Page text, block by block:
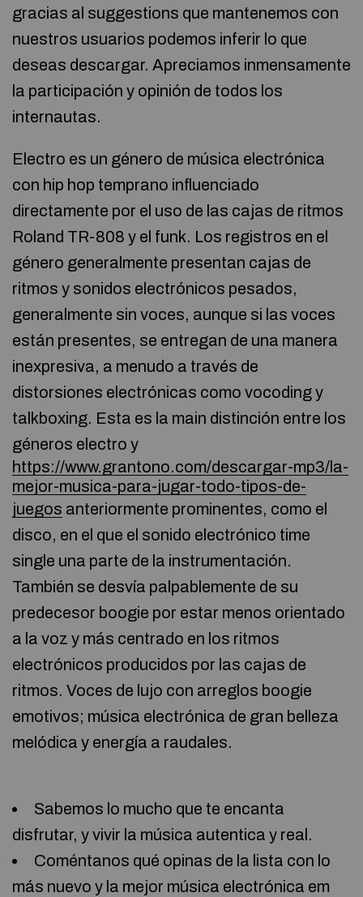
gracias al suggestions que mantenemos con
nuestros usuarios podemos inferir lo que
deseas descargar. Apreciamos inmensamente
la participación y opinión de todos los
internautas.
Electro es un género de música electrónica
con hip hop temprano influenciado
directamente por el uso de las cajas de ritmos
Roland TR-808 y el funk. Los registros en el
género generalmente presentan cajas de
ritmos y sonidos electrónicos pesados,
generalmente sin voces, aunque si las voces
están presentes, se entregan de una manera
inexpresiva, a menudo a través de
distorsiones electrónicas como vocoding y
talkboxing. Esta es la main distinción entre los
géneros electro y
https://www.grantono.com/descargar-mp3/la-
mejor-musica-para-jugar-todo-tipos-de-
juegos anteriormente prominentes, como el
disco, en el que el sonido electrónico time
single una parte de la instrumentación.
También se desvía palpablemente de su
predecesor boogie por estar menos orientado
a la voz y más centrado en los ritmos
electrónicos producidos por las cajas de
ritmos. Voces de lujo con arreglos boogie
emotivos; música electrónica de gran belleza
melódica y energía a raudales.
Sabemos lo mucho que te encanta
disfrutar, y vivir la música autentica y real.
Coméntanos qué opinas de la lista con lo
más nuevo y la mejor música electrónica em